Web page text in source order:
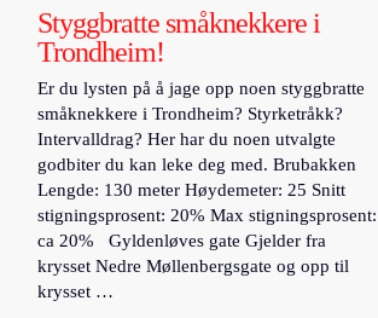
Styggbratte småknekkere i
Trondheim!
Er du lysten på å jage opp noen styggbratte
småknekkere i Trondheim? Styrketråkk?
Intervalldrag? Her har du noen utvalgte
godbiter du kan leke deg med. Brubakken
Lengde: 130 meter Høydemeter: 25 Snitt
stigningsprosent: 20% Max stigningsprosent:
ca 20% Gyldenløves gate Gjelder fra
krysset Nedre Møllenbergsgate og opp til
krysset …